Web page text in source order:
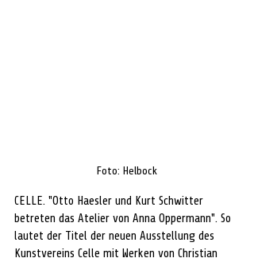
Foto: Helbock
CELLE. "Otto Haesler und Kurt Schwitter
betreten das Atelier von Anna Oppermann". So
lautet der Titel der neuen Ausstellung des
Kunstvereins Celle mit Werken von Christian